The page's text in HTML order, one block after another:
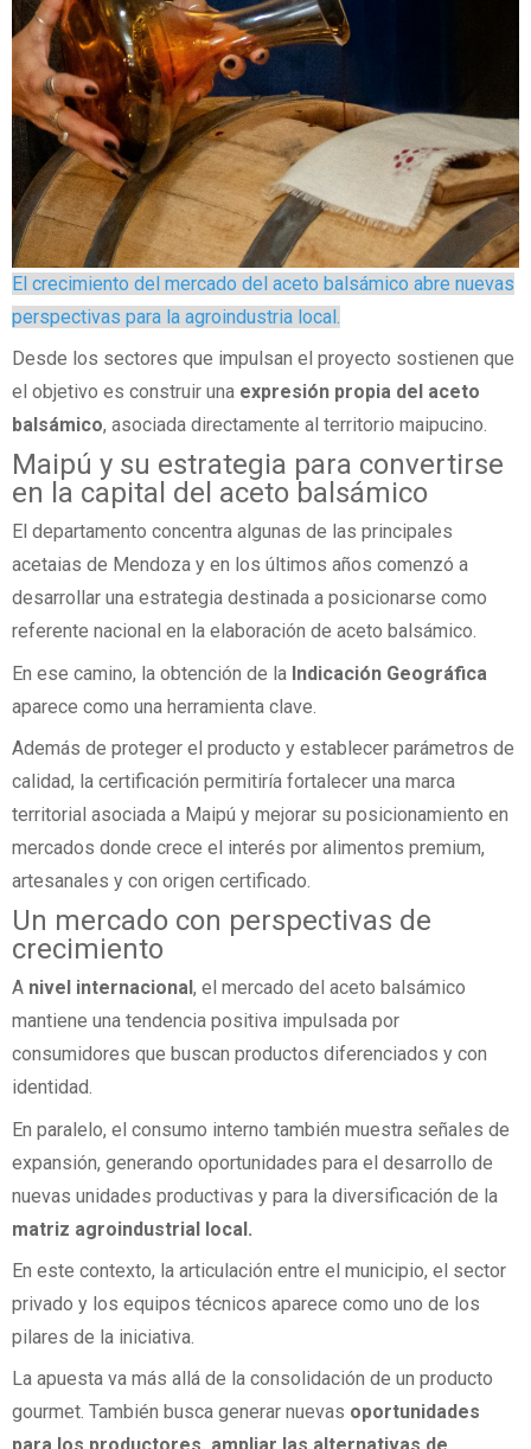
El crecimiento del mercado del aceto balsámico abre nuevas
perspectivas para la agroindustria local.
Desde los sectores que impulsan el proyecto sostienen que
el objetivo es construir una expresión propia del aceto
balsámico, asociada directamente al territorio maipucino.
Maipú y su estrategia para convertirse
en la capital del aceto balsámico
El departamento concentra algunas de las principales
acetaias de Mendoza y en los últimos años comenzó a
desarrollar una estrategia destinada a posicionarse como
referente nacional en la elaboración de aceto balsámico.
En ese camino, la obtención de la Indicación Geográfica
aparece como una herramienta clave.
Además de proteger el producto y establecer parámetros de
calidad, la certificación permitiría fortalecer una marca
territorial asociada a Maipú y mejorar su posicionamiento en
mercados donde crece el interés por alimentos premium,
artesanales y con origen certificado.
Un mercado con perspectivas de
crecimiento
A nivel internacional , el mercado del aceto balsámico
mantiene una tendencia positiva impulsada por
consumidores que buscan productos diferenciados y con
identidad.
En paralelo, el consumo interno también muestra señales de
expansión, generando oportunidades para el desarrollo de
nuevas unidades productivas y para la diversificación de la
matriz agroindustrial local.
En este contexto, la articulación entre el municipio, el sector
privado y los equipos técnicos aparece como uno de los
pilares de la iniciativa.
La apuesta va más allá de la consolidación de un producto
gourmet. También busca generar nuevas oportunidades